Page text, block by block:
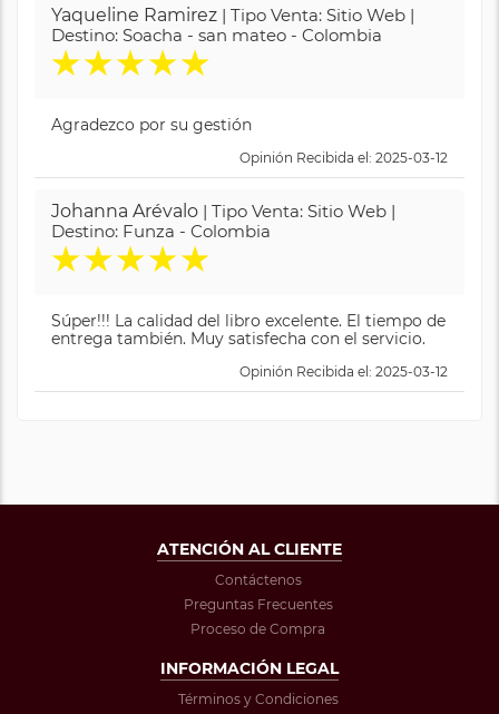
Yaqueline Ramirez | Tipo Venta: Sitio Web |
Destino: Soacha - san mateo - Colombia
★★★★★
Agradezco por su gestión
Opinión Recibida el: 2025-03-12
Johanna Arévalo | Tipo Venta: Sitio Web |
Destino: Funza - Colombia
★★★★★
Súper!!! La calidad del libro excelente. El tiempo de
entrega también. Muy satisfecha con el servicio.
Opinión Recibida el: 2025-03-12
ATENCIÓN AL CLIENTE
Contáctenos
Preguntas Frecuentes
Proceso de Compra
INFORMACIÓN LEGAL
Términos y Condiciones